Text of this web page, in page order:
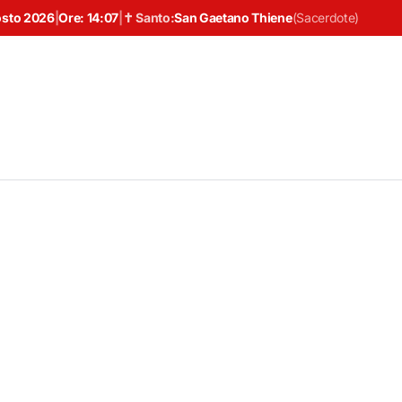
2026|Ore: 14:07 ✝ Santo:San Gaetano Thiene(Sacerdote)